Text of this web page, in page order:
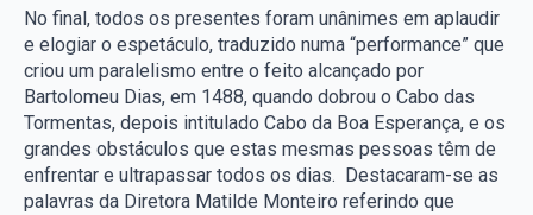
No final, todos os presentes foram unânimes em aplaudir
e elogiar o espetáculo, traduzido numa “performance” que
criou um paralelismo entre o feito alcançado por
Bartolomeu Dias, em 1488, quando dobrou o Cabo das
Tormentas, depois intitulado Cabo da Boa Esperança, e os
grandes obstáculos que estas mesmas pessoas têm de
enfrentar e ultrapassar todos os dias. Destacaram-se as
palavras da Diretora Matilde Monteiro referindo que